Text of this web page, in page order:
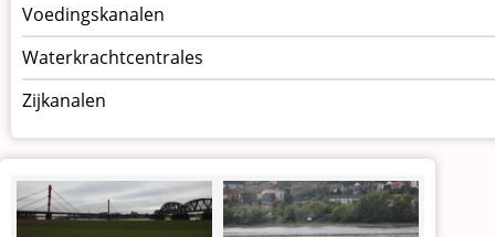
Voedingskanalen
Waterkrachtcentrales
Zijkanalen